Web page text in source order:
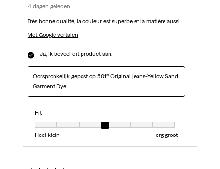
4 dagen geleden
Très bonne qualité, la couleur est superbe et la matière aussi
Met Google vertalen
Ja, Ik beveel dit product aan.
Oorspronkelijk gepost op 501® Original jeans-Yellow Sand
Garment Dye
Fit
Fit, 4 van 7, waarbij 1 gelijk is aan Heel klein en 7 gelijk is aan erg groot
Heel klein
erg groot